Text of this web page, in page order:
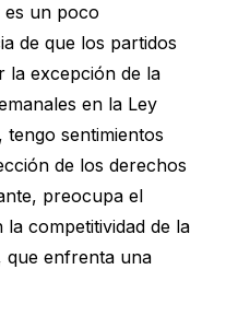
es un poco
de que los partidos
la excepción de la
en la Ley
tengo sentimientos
de los derechos
preocupa el
competitividad de la
que enfrenta una